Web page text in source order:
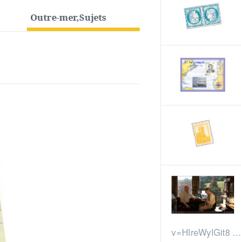
Outre-mer,Sujets
v=HIreWylGit8 ...